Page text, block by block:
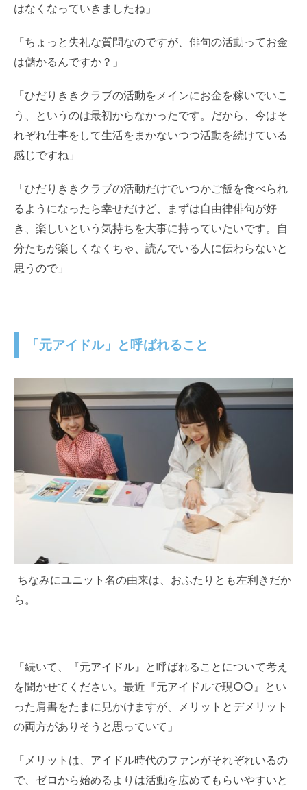
はなくなっていきましたね」
「ちょっと失礼な質問なのですが、俳句の活動ってお金
は儲かるんですか？」
「ひだりききクラブの活動をメインにお金を稼いでいこ
う、というのは最初からなかったです。だから、今はそ
れぞれ仕事をして生活をまかないつつ活動を続けている
感じですね」
「ひだりききクラブの活動だけでいつかご飯を食べられ
るようになったら幸せだけど、まずは自由律俳句が好
き、楽しいという気持ちを大事に持っていたいです。自
分たちが楽しくなくちゃ、読んでいる人に伝わらないと
思うので」
「元アイドル」と呼ばれること
ちなみにユニット名の由来は、おふたりとも左利きだか
ら。
「続いて、『元アイドル』と呼ばれることについて考え
を聞かせてください。最近『元アイドルで現○○』とい
った肩書をたまに見かけますが、メリットとデメリット
の両方がありそうと思っていて」
「メリットは、アイドル時代のファンがそれぞれいるの
で、ゼロから始めるよりは活動を広めてもらいやすいと